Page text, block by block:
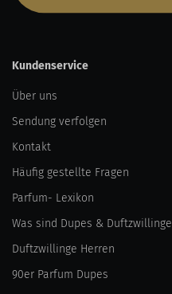
Kundenservice
Über uns
Sendung verfolgen
Kontakt
Häufig gestellte Fragen
Parfum- Lexikon
Was sind Dupes & Duftzwillinge
Duftzwillinge Herren
90er Parfum Dupes